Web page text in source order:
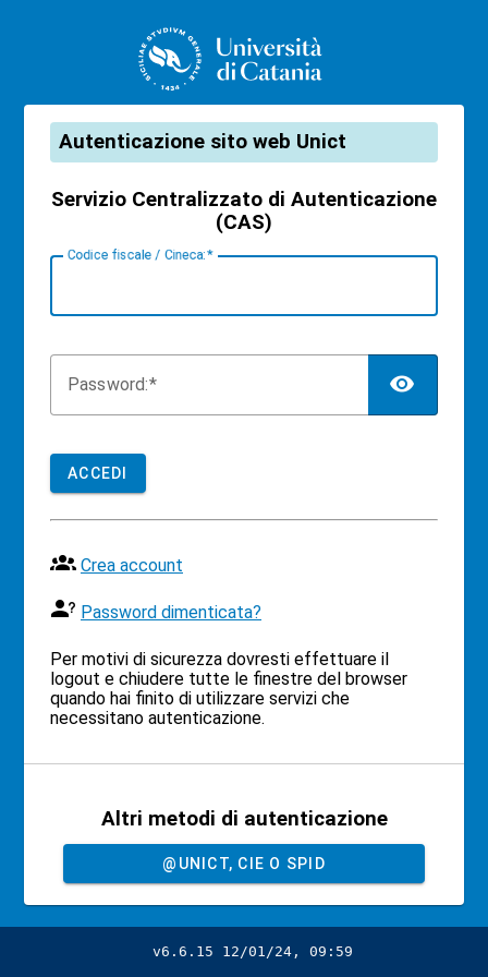
CAS
Autenticazione sito web Unict
Servizio Centralizzato di Autenticazione
(CAS)
Codice fiscale / Cineca:
Password:
ACCEDI
Crea account
Password dimenticata?
Per motivi di sicurezza dovresti effettuare il
logout e chiudere tutte le finestre del browser
quando hai finito di utilizzare servizi che
necessitano autenticazione.
Altri metodi di autenticazione
@UNICT, CIE O SPID
v6.6.15 12/01/24, 09:59